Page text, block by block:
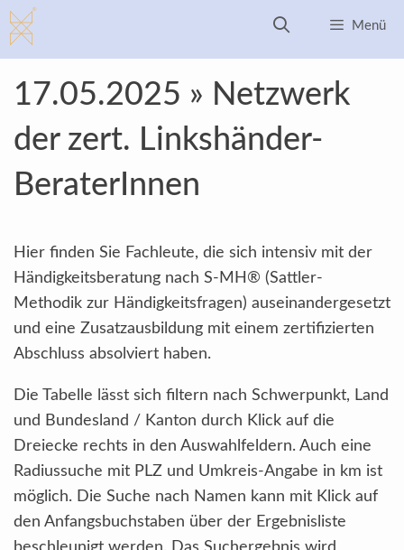
Zum
Inhalt
springen
Menü
17.05.2025 » Netzwerk
der zert. Linkshänder-
BeraterInnen
Hier finden Sie Fachleute, die sich intensiv mit der
Händigkeitsberatung nach S-MH® (Sattler-
Methodik zur Händigkeitsfragen) auseinandergesetzt
und eine Zusatzausbildung mit einem zertifizierten
Abschluss absolviert haben.
Die Tabelle lässt sich filtern nach Schwerpunkt, Land
und Bundesland / Kanton durch Klick auf die
Dreiecke rechts in den Auswahlfeldern. Auch eine
Radiussuche mit PLZ und Umkreis-Angabe in km ist
möglich. Die Suche nach Namen kann mit Klick auf
den Anfangsbuchstaben über der Ergebnisliste